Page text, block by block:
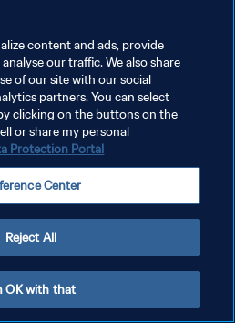
domingo, dia 18 de dezembro.
DE COOKIES
content and ads, provide
our traffic. We also share
of our site with our social
partners. You can select
clicking on the buttons on the
or share my personal
Protection Portal
Center
Reject All
OK with that